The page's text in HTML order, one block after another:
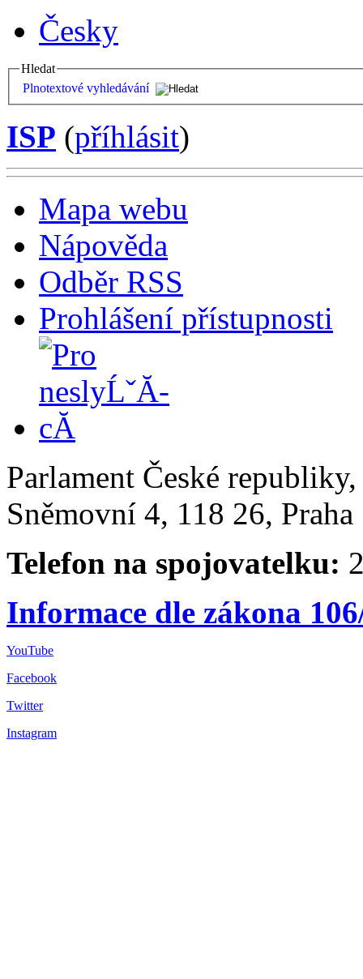
Česky
Hledat
Plnotextové vyhledávání
ISP (příhlásit)
Mapa webu
Nápověda
Odběr RSS
Prohlášení přístupnosti
Parlament České
Sněmovní 4, 118 26,
Telefon na spojovatelku:
Informace dle zákona
YouTube
Facebook
Twitter
Instagram